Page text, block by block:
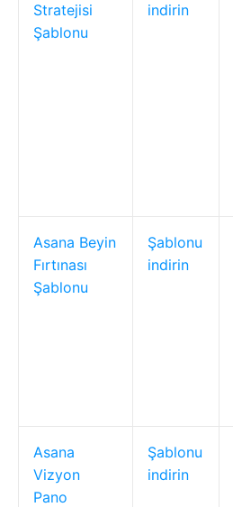
Stratejisi
Şablonu
indirin
Asana Beyin
Fırtınası
Şablonu
Şablonu
indirin
Asana
Vizyon
Pano
Şablonu
indirin